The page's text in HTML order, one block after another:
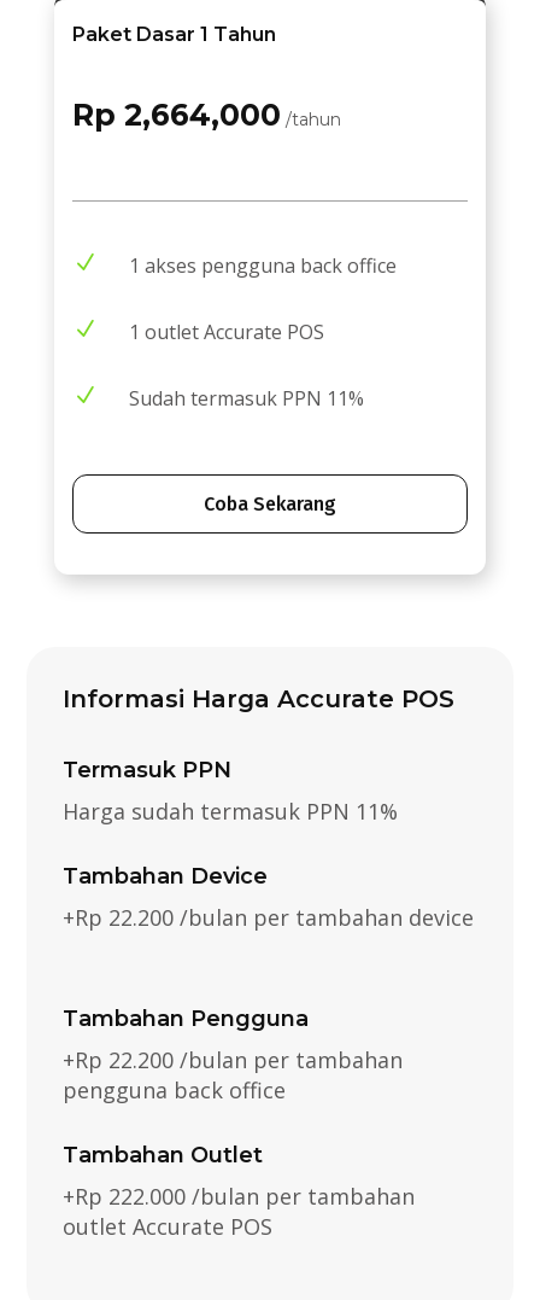
Paket Dasar 1 Tahun
Rp 2,664,000 /tahun
N 1 akses pengguna back office
N 1 outlet Accurate POS
N Sudah termasuk PPN 11%
Coba Sekarang
Informasi Harga Accurate POS
Termasuk PPN
Harga sudah termasuk PPN 11%
Tambahan Device
+Rp 22.200 /bulan per tambahan device
Tambahan Pengguna
+Rp 22.200 /bulan per tambahan
pengguna back office
Tambahan Outlet
+Rp 222.000 /bulan per tambahan
outlet Accurate POS